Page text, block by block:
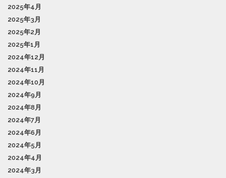
2025年4月
2025年3月
2025年2月
2025年1月
2024年12月
2024年11月
2024年10月
2024年9月
2024年8月
2024年7月
2024年6月
2024年5月
2024年4月
2024年3月